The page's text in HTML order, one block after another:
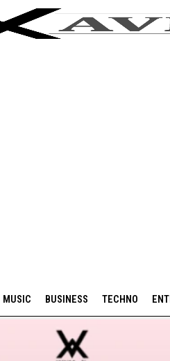
MUSIC BUSINESS TECHNO